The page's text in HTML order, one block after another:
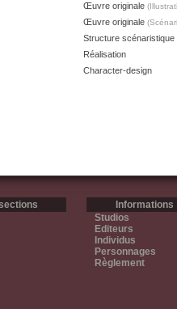
Œuvre originale
Œuvre originale
Structure scénaristique
Réalisation
Character-design
Informations
Studios
Editeurs
Individus
Personnages
Règlement